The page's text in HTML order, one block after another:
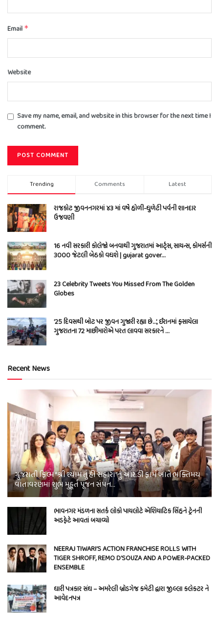
Email *
Website
Save my name, email, and website in this browser for the next time I
comment.
Trending Comments Latest
રાજકોટ જીવનનગરમાં ૪૩ માં વર્ષે હોળી-ધુળેટી પર્વની શાનદાર
ઉજવણી
16 નવી સરકારી કોલેજો બનવાથી ગુજરાતમાં આર્ટ્સ, સાયન્સ, કોમર્સની
3000 જેટલી બેઠકો વધશે | gujarat gover…
23 Celebrity Tweets You Missed From The Golden
Globes
’25 દિવસથી બોટ પર જીવન ગુજારી રહ્યા છે…’, ઈરાનમાં ફસાયેલા
ગુજરાતના 72 માછીમારોએ પરત લાવવા સરકારને …
Recent News
ગુજરાતી ફિલ્મ “શ્રી શ્યામ તું હી સહારા”નું આર.ડી ફાર્મ ખાતે ભક્તિમય
વાતાવરણમાં શુભ મુહૂર્ત પૂજન સંપન…
ભાવનગર મંડળના સતર્ક લોકો પાયલોટે એશિયાટિક સિંહને ટ્રેનની
અડફેટે આવતાં બચાવ્યો
NEERAJ TIWARI’S ACTION FRANCHISE ROLLS WITH
TIGER SHROFF, REMO D’SOUZA AND A POWER-PACKED
ENSEMBLE
ધારી પત્રકાર સંઘ – અમરેલી બ્રોડગેજ કમેટી દ્વારા જીલ્લા કલેકટર ને
આવેદનપત્ર